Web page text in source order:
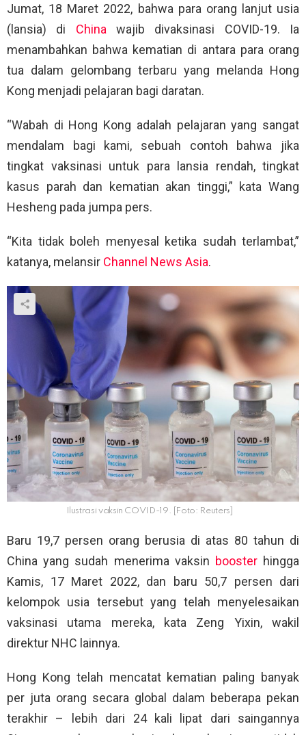
Jumat, 18 Maret 2022, bahwa para orang lanjut usia
(lansia) di Chinawajib divaksinasi COVID-19. Ia
menambahkan bahwa kematian di antara para orang
tua dalam gelombang terbaru yang melanda Hong
Kong menjadi pelajaran bagi daratan.
“Wabah di Hong Kong adalah pelajaran yang sangat
mendalam bagi kami, sebuah contoh bahwa jika
tingkat vaksinasi untuk para lansia rendah, tingkat
kasus parah dan kematian akan tinggi,” kata Wang
Hesheng pada jumpa pers.
“Kita tidak boleh menyesal ketika sudah terlambat,”
katanya, melansir Channel News Asia.
Ilustrasi vaksin COVID-19. [Foto: Reuters]
Baru 19,7 persen orang berusia di atas 80 tahun di
China yang sudah menerima vaksin boosterhingga
Kamis, 17 Maret 2022, dan baru 50,7 persen dari
kelompok usia tersebut yang telah menyelesaikan
vaksinasi utama mereka, kata Zeng Yixin, wakil
direktur NHC lainnya.
Hong Kong telah mencatat kematian paling banyak
per juta orang secara global dalam beberapa pekan
terakhir – lebih dari 24 kali lipat dari saingannya